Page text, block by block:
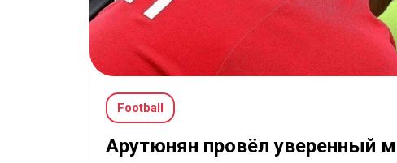
Football
Арутюнян провёл уверенный